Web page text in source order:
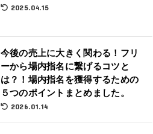
2025.04.15
今後の売上に大きく関わる！フリ
ーから場内指名に繋げるコツと
は？！場内指名を獲得するための
５つのポイントまとめました。
2026.01.14